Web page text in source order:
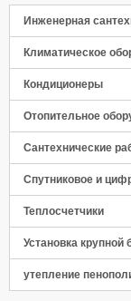
Инженерная
Климатическое
Кондиционеры
Отопительное
Сантехнические
Спутниковое и
Теплосчетчики
Установка крупной
утепление
Панель управления